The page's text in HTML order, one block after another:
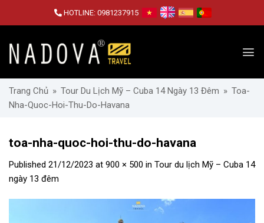
HOTLINE: 0981237915
Trang Chủ » Tour Du Lịch Mỹ – Cuba 14 Ngày 13 Đêm » Toa-
Nha-Quoc-Hoi-Thu-Do-Havana
toa-nha-quoc-hoi-thu-do-havana
Published 21/12/2023 at 900 × 500 in Tour du lịch Mỹ – Cuba 14
ngày 13 đêm